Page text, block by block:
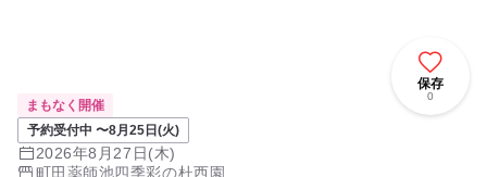
保存
0
まもなく開催
予約受付中 〜8月25日(火)
2026年8月27日(木)
町田薬師池四季彩の杜西園